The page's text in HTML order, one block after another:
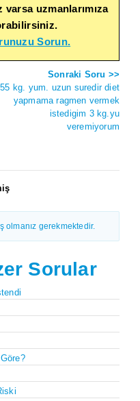
uzmanlarımıza
Sorun.
Sonraki Soru >>
55 kg. yum. uzun suredir diet
yapmama ragmen vermek
istedigim 3 kg.yu
veremiyorum
olmanız gerekmektedir.
Sorular